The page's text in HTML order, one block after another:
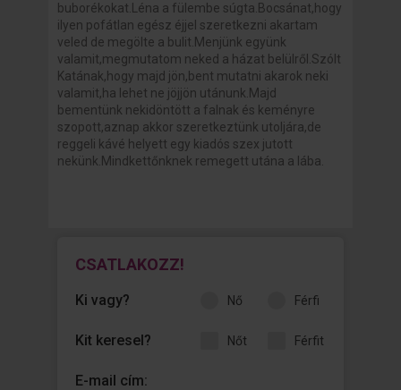
buborékokat.Léna a fülembe súgta.Bocsánat,hogy
ilyen pofátlan egész éjjel szeretkezni akartam
veled de megölte a bulit.Menjünk együnk
valamit,megmutatom neked a házat belülről.Szólt
Katának,hogy majd jön,bent mutatni akarok neki
valamit,ha lehet ne jöjjön utánunk.Majd
bementünk nekidöntött a falnak és keményre
szopott,aznap akkor szeretkeztünk utoljára,de
reggeli kávé helyett egy kiadós szex jutott
nekünk.Mindkettőnknek remegett utána a lába.
CSATLAKOZZ!
Ki vagy? nő férfi
Kit keresel? nőt férfit
E-mail cím: